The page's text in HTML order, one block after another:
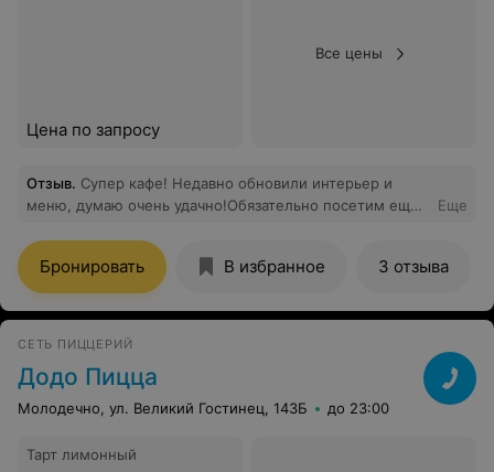
Цена по запросу
Все цены
Отзыв. Супер кафе! Недавно обновили интерьер и
меню, думаю очень удачно!Обязательно посетим ещё
Еще
Бронировать В избранное 3 отзыва
СЕТЬ ПИЦЦЕРИЙ
Додо Пицца
Молодечно, ул. Великий Гостинец, 143Б до 23:00
Тарт лимонный